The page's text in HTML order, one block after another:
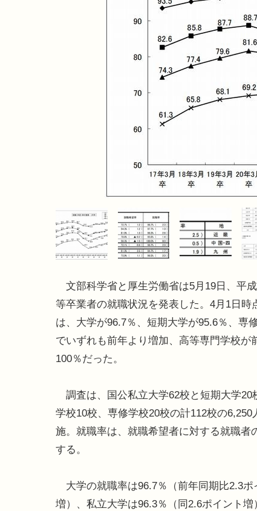
文部科学省と厚生労働省は5月19日、平
等卒業者の就職状況を発表した。4月1日時
は、大学が96.7％、短期大学が95.6％、専
でいずれも前年より増加、高等専門学校が
100％だった。
調査は、国公私立大学62校と短期大学20
学校10校、専修学校20校の計112校の6,250
施。就職率は、就職希望者に対する就職者
する。
大学の就職率は96.7％（前年同期比2.3ポ
増）、私立大学は96.3％（同2.6ポイント